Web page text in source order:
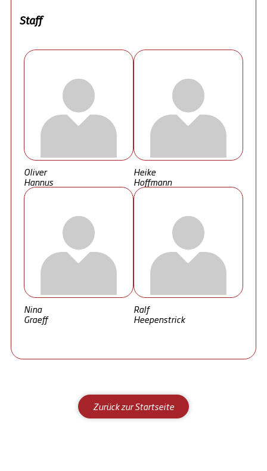
Staff
Oliver
Hannus
Heike
Hoffmann
Nina
Graeff
Ralf
Heepenstrick
Zurück zur Startseite